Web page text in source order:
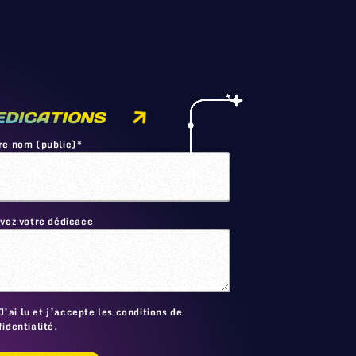
nom (public)*
votre dédicace
lu et j’accepte les conditions de